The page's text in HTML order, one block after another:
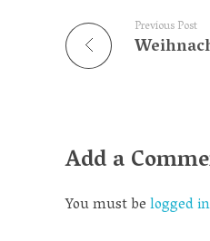
Previous Post
Add a
You must belogged in